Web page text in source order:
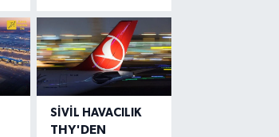
SIVIL HAVACILIK
THY'DEN